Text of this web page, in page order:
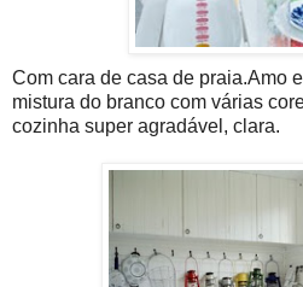
Com cara de casa de praia.Amo
mistura do branco com várias
cozinha super agradável, clara.